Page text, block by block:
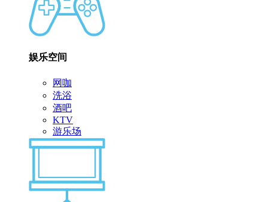
娱乐空间
网咖
洗浴
酒吧
KTV
游乐场